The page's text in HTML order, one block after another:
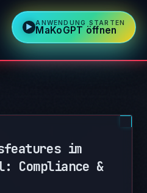
im
Compliance &
ANWENDUNG STARTEN
MaKoGPT öffnen